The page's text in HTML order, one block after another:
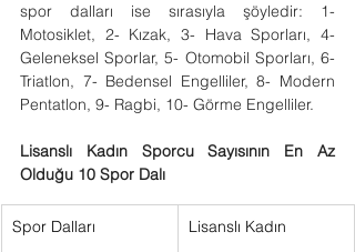
spor dalları ise sırasıyla şöyledir: 1-
Motosiklet, 2- Kızak, 3- Hava Sporları, 4-
Geleneksel Sporlar, 5- Otomobil Sporları, 6-
Triatlon, 7- Bedensel Engelliler, 8- Modern
Pentatlon, 9- Ragbi, 10- Görme Engelliler.
Lisanslı Kadın Sporcu Sayısının En Az
Olduğu 10 Spor Dalı
Spor Dalları Lisanslı Kadın